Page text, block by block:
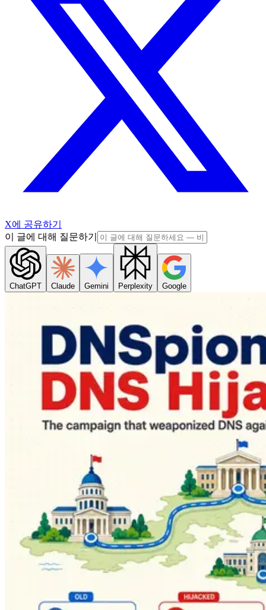
X에 공유하기
이 글에 대해 질문하기
ChatGPT Claude Gemini Perplexity Google